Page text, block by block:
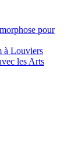
pour
à Louviers
les Arts